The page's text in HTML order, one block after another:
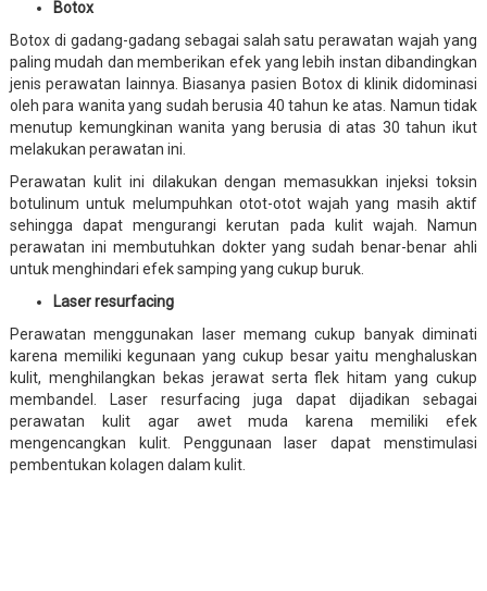
Botox
Botox di gadang-gadang sebagai salah satu perawatan wajah yang
paling mudah dan memberikan efek yang lebih instan dibandingkan
jenis perawatan lainnya. Biasanya pasien Botox di klinik didominasi
oleh para wanita yang sudah berusia 40 tahun ke atas. Namun tidak
menutup kemungkinan wanita yang berusia di atas 30 tahun ikut
melakukan perawatan ini.
Perawatan kulit ini dilakukan dengan memasukkan injeksi toksin
botulinum untuk melumpuhkan otot-otot wajah yang masih aktif
sehingga dapat mengurangi kerutan pada kulit wajah. Namun
perawatan ini membutuhkan dokter yang sudah benar-benar ahli
untuk menghindari efek samping yang cukup buruk.
Laser resurfacing
Perawatan menggunakan laser memang cukup banyak diminati
karena memiliki kegunaan yang cukup besar yaitu menghaluskan
kulit, menghilangkan bekas jerawat serta flek hitam yang cukup
membandel. Laser resurfacing juga dapat dijadikan sebagai
perawatan kulit agar awet muda karena memiliki efek
mengencangkan kulit. Penggunaan laser dapat menstimulasi
pembentukan kolagen dalam kulit.